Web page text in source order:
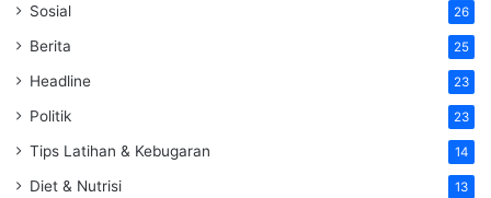
Sosial 26
Berita 25
Headline 23
Politik 23
Tips Latihan & Kebugaran 14
Diet & Nutrisi 13